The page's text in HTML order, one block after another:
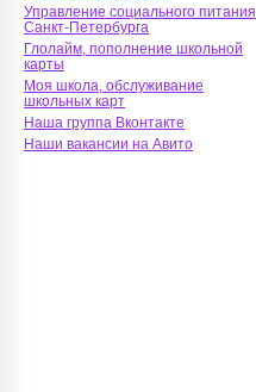
Управление социального питания
Санкт-Петербурга
Глолайм, пополнение школьной
карты
Моя школа, обслуживание
школьных карт
Наша группа Вконтакте
Наши вакансии на Авито